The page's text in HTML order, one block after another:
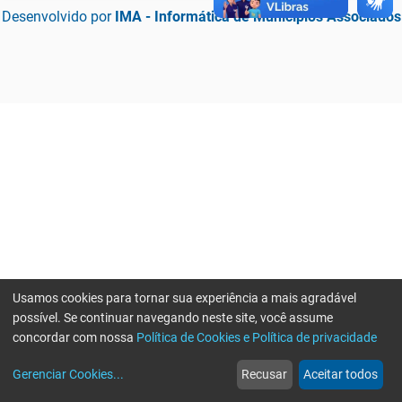
Desenvolvido por IMA - Informática de Municípios Associados
web
Notícias
more_horiz
Mais
Usamos cookies para tornar sua experiência a mais agradável
possível. Se continuar navegando neste site, você assume
concordar com nossa Política de Cookies e Política de privacidade
Gerenciar Cookies... Recusar Aceitar todos
Erro ao enviar informações, por favor tente novamente